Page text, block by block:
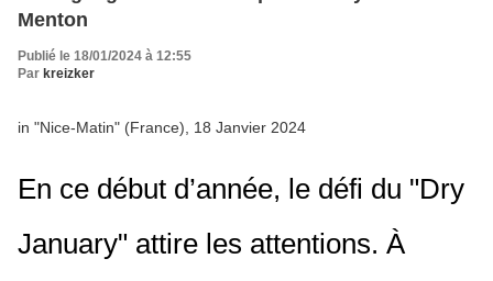
Menton
Publié le 18/01/2024 à 12:55
Par kreizker
in "Nice-Matin" (France), 18 Janvier 2024
En ce début d’année, le défi du "Dry
January" attire les attentions. À